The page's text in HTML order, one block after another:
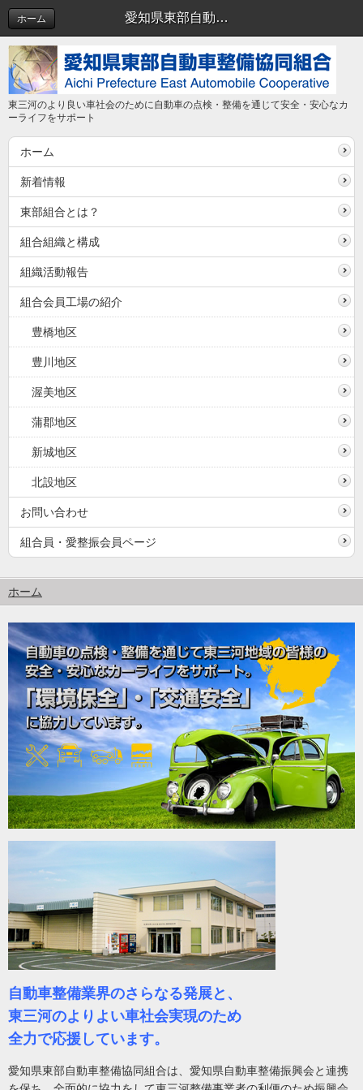
愛知県東部自動車整備協同組合
ホーム
東三河のより良い車社会のために自動車の点検・整備を通じて安全・安心なカ
ーライフをサポート
ホーム
新着情報
東部組合とは？
組合組織と構成
組織活動報告
組合会員工場の紹介
豊橋地区
豊川地区
渥美地区
蒲郡地区
新城地区
北設地区
お問い合わせ
組合員・愛整振会員ページ
ホーム
自動車整備業界のさらなる発展と、
東三河のよりよい車社会実現のため
全力で応援しています。
愛知県東部自動車整備協同組合は、愛知県自動車整備振興会と連携